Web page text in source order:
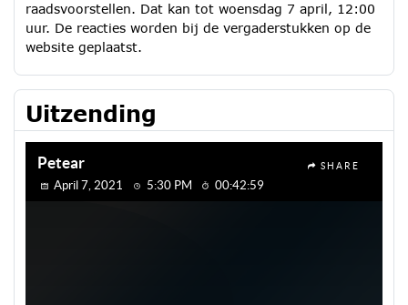
raadsvoorstellen. Dat kan tot woensdag 7 april, 12:00
uur. De reacties worden bij de vergaderstukken op de
website geplaatst.
Uitzending